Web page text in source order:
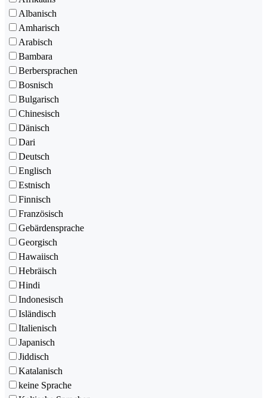
Albanisch
Amharisch
Arabisch
Bambara
Berbersprachen
Bosnisch
Bulgarisch
Chinesisch
Dänisch
Dari
Deutsch
Englisch
Estnisch
Finnisch
Französisch
Gebärdensprache
Georgisch
Hawaiisch
Hebräisch
Hindi
Indonesisch
Isländisch
Italienisch
Japanisch
Jiddisch
Katalanisch
keine Sprache